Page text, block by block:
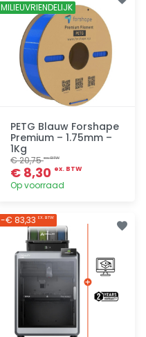
PETG Blauw Forshape
Premium – 1.75mm –
1Kg
€ 20,75ex. BTW
€ 8,30 ex. BTW
Op voorraad
MILIEUVRIENDELIJK
-€ 83,33 EX. BTW